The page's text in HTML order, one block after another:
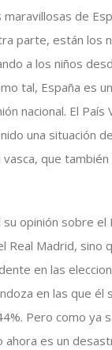
de
parte, están los
a los niños
tal, España es
nacional. El País
una situación
vasca, que también
opinión sobre el
Real Madrid, sino
en las
en las que él
Pero como ya
es un